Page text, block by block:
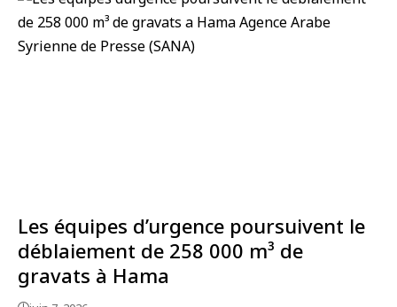
Les équipes d’urgence poursuivent le
déblaiement de 258 000 m³ de
gravats à Hama